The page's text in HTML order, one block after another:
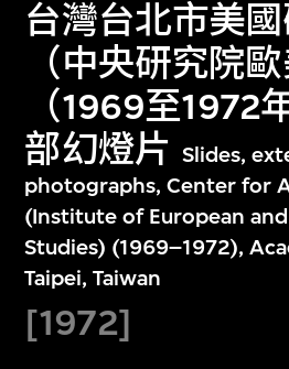
台灣台北市美
（中央研究院
（1969至1972
部幻燈片 Slides,
photographs, Center for
(Institute of European
Studies) (1969–1972),
Taipei, Taiwan
[1972]